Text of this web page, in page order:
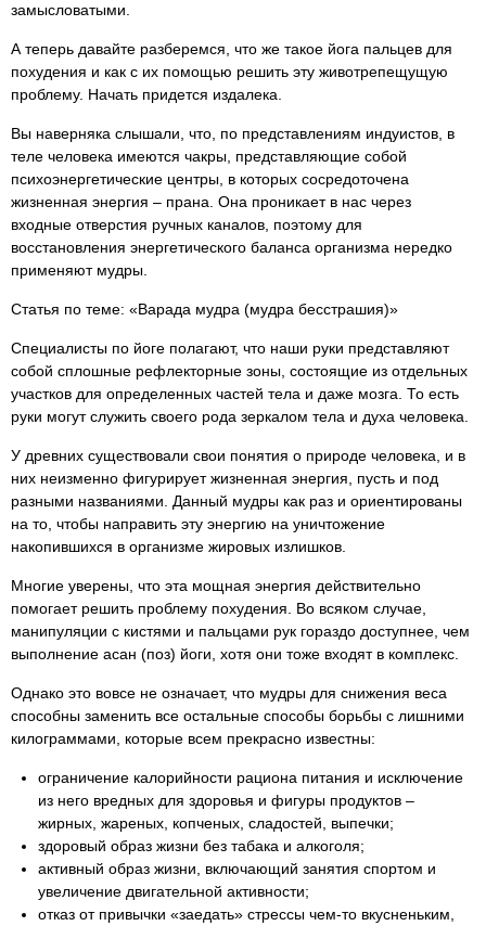
замысловатыми.
А теперь давайте разберемся, что же такое йога пальцев для
похудения и как с их помощью решить эту животрепещущую
проблему. Начать придется издалека.
Вы наверняка слышали, что, по представлениям индуистов, в
теле человека имеются чакры, представляющие собой
психоэнергетические центры, в которых сосредоточена
жизненная энергия – прана. Она проникает в нас через
входные отверстия ручных каналов, поэтому для
восстановления энергетического баланса организма нередко
применяют мудры.
Статья по теме: «Варада мудра (мудра бесстрашия)»
Специалисты по йоге полагают, что наши руки представляют
собой сплошные рефлекторные зоны, состоящие из отдельных
участков для определенных частей тела и даже мозга. То есть
руки могут служить своего рода зеркалом тела и духа человека.
У древних существовали свои понятия о природе человека, и в
них неизменно фигурирует жизненная энергия, пусть и под
разными названиями. Данный мудры как раз и ориентированы
на то, чтобы направить эту энергию на уничтожение
накопившихся в организме жировых излишков.
Многие уверены, что эта мощная энергия действительно
помогает решить проблему похудения. Во всяком случае,
манипуляции с кистями и пальцами рук гораздо доступнее, чем
выполнение асан (поз) йоги, хотя они тоже входят в комплекс.
Однако это вовсе не означает, что мудры для снижения веса
способны заменить все остальные способы борьбы с лишними
килограммами, которые всем прекрасно известны:
ограничение калорийности рациона питания и исключение
из него вредных для здоровья и фигуры продуктов –
жирных, жареных, копченых, сладостей, выпечки;
здоровый образ жизни без табака и алкоголя;
активный образ жизни, включающий занятия спортом и
увеличение двигательной активности;
отказ от привычки «заедать» стрессы чем-то вкусненьким,